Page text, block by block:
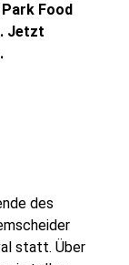
Food
Jetzt
des
statt. Über